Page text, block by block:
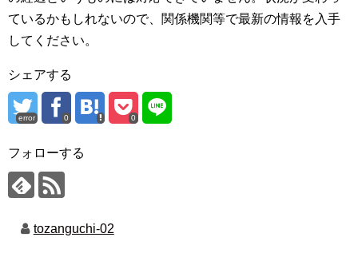
ているかもしれないので、関係機関等で最新の情報を入手
してください。
シェアする
error 0 0
フォローする
tozanguchi-02